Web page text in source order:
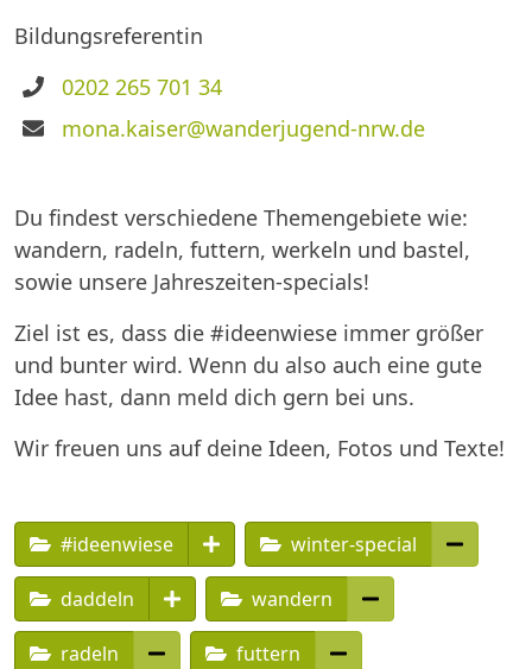
Bildungsreferentin
Telefon
0202 265 701 34
E-
mona.kaiser@wanderjugend-nrw.de
Du findest verschiedene Themengebiete wie:
wandern, radeln, futtern, werkeln und bastel,
sowie unsere Jahreszeiten-specials!
Ziel ist es, dass die #ideenwiese immer größer
und bunter wird. Wenn du also auch eine gute
Idee hast, dann meld dich gern bei uns.
Wir freuen uns auf deine Ideen, Fotos und Texte!
#ideenwiese winter-special
daddeln wandern
radeln futtern